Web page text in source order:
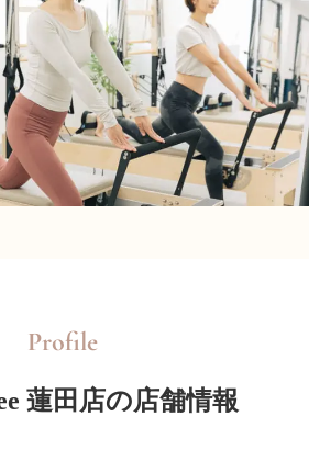
Profile
蓮田店の店舗情報